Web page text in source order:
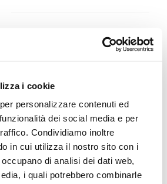
i cookie
personalizzare contenuti ed
dei social media e per
Condividiamo inoltre
in cui utilizza il nostro sito con i
di analisi dei dati web,
i quali potrebbero combinarle
RCD76H15WB-930
15
3000
90
82.53